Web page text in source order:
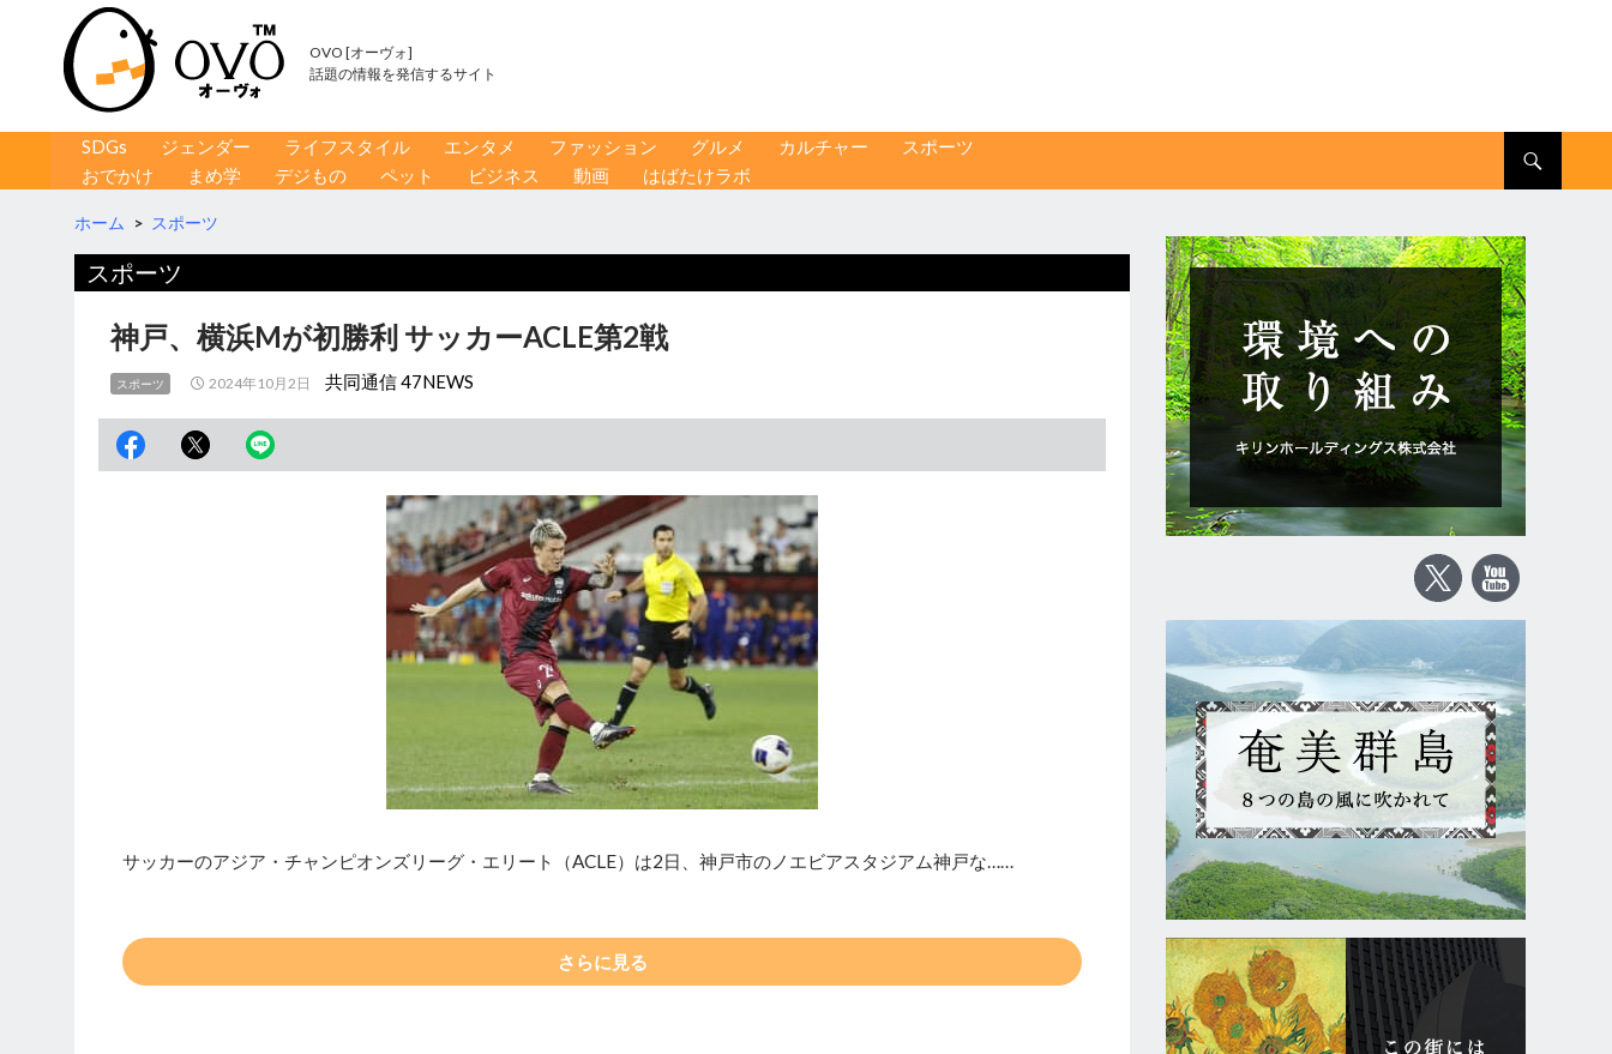
OVO [オーヴォ]
話題の情報を発信するサイト
コンテンツへ移動
SDGs ジェンダー ライフスタイル エンタメ ファッション グルメ カルチャー
スポーツ
おでかけ
まめ学 デジもの ペット ビジネス 動画 はばたけラボ
ホーム > スポーツ
スポーツ
神戸、横浜Mが初勝利 サッカーACLE第2戦
スポーツ 2024年10月2日 共同通信 47NEWS
サッカーのアジア・チャンピオンズリーグ・エリート（ACLE）は2日、神戸市のノエビアスタジアム神戸な……
さらに見る